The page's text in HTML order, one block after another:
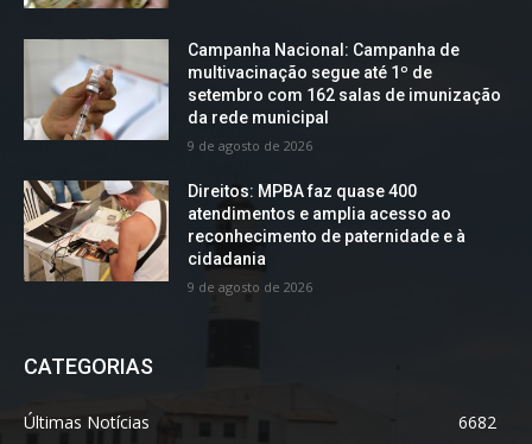
Campanha Nacional: Campanha de
multivacinação segue até 1º de
setembro com 162 salas de imunização
da rede municipal
9 de agosto de 2026
Direitos: MPBA faz quase 400
atendimentos e amplia acesso ao
reconhecimento de paternidade e à
cidadania
9 de agosto de 2026
CATEGORIAS
Últimas Notícias
6682